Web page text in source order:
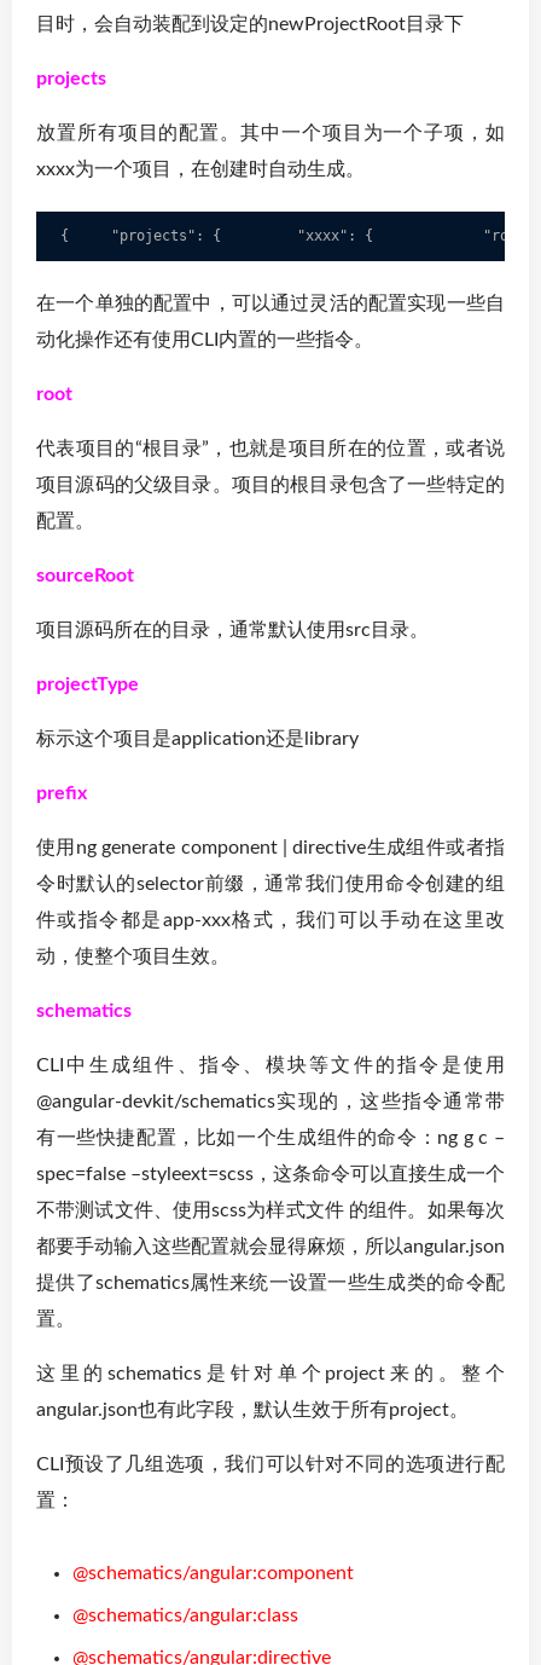
目时，会自动装配到设定的newProjectRoot目录下
projects
放置所有项目的配置。其中一个项目为一个子项，如
xxxx为一个项目，在创建时自动生成。
{     "projects": {         "xxxx": {
在一个单独的配置中，可以通过灵活的配置实现一些自
动化操作还有使用CLI内置的一些指令。
root
代表项目的“根目录”，也就是项目所在的位置，或者说
项目源码的父级目录。项目的根目录包含了一些特定的
配置。
sourceRoot
项目源码所在的目录，通常默认使用src目录。
projectType
标示这个项目是application还是library
prefix
使用ng generate component | directive生成组件或者指
令时默认的selector前缀，通常我们使用命令创建的组
件或指令都是app-xxx格式，我们可以手动在这里改
动，使整个项目生效。
schematics
CLI中生成组件、指令、模块等文件的指令是使用
@angular-devkit/schematics实现的，这些指令通常带
有一些快捷配置，比如一个生成组件的命令：ng g c –
spec=false –styleext=scss，这条命令可以直接生成一个
不带测试文件、使用scss为样式文件 的组件。如果每次
都要手动输入这些配置就会显得麻烦，所以angular.json
提供了schematics属性来统一设置一些生成类的命令配
置。
这里的schematics是针对单个project来的。整个
angular.json也有此字段，默认生效于所有project。
CLI预设了几组选项，我们可以针对不同的选项进行配
置：
@schematics/angular:component
@schematics/angular:class
@schematics/angular:directive